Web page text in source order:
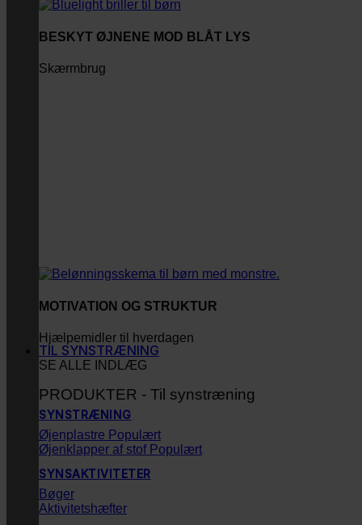
BESKYT ØJNENE MOD BLÅT LYS
Skærmbrug
MOTIVATION OG STRUKTUR
Hjælpemidler til hverdagen
SE ALLE INDLÆG
TIL SYNSTRÆNING
PRODUKTER - Til synstræning
SYNSTRÆNING
Øjenplastre
Øjenklapper af stof
SYNSAKTIVITETER
Bøger
Aktivitetshæfter